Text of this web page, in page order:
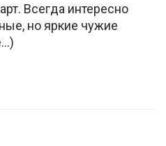
Всегда интересно
но яркие чужие